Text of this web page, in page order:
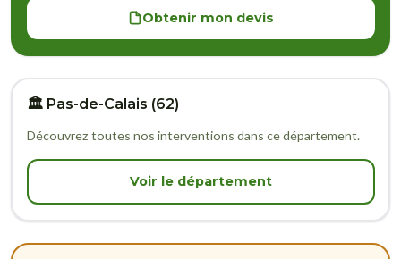
Obtenir mon devis
🏛️ Pas-de-Calais (62)
Découvrez toutes nos interventions dans ce département.
Voir le département